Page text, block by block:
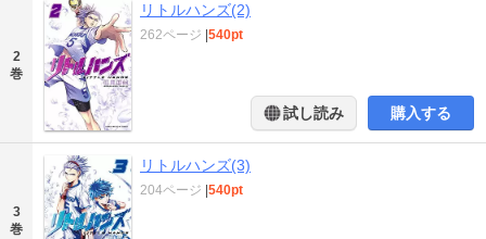
2
巻
リトルハンズ(2)
262ページ 540pt
試し読み 購入する
3
巻
リトルハンズ(3)
204ページ 540pt